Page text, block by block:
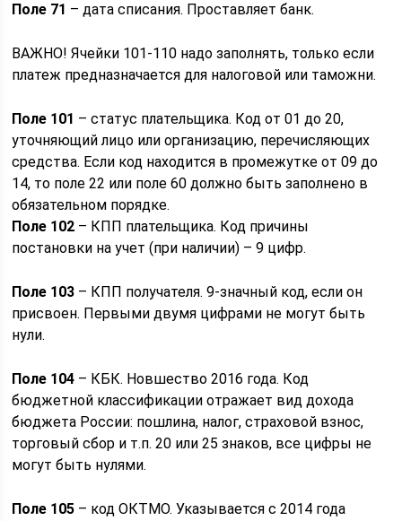
Поле 71 – дата списания. Проставляет банк.
ВАЖНО! Ячейки 101-110 надо заполнять, только если
платеж предназначается для налоговой или таможни.
Поле 101 – статус плательщика. Код от 01 до 20,
уточняющий лицо или организацию, перечисляющих
средства. Если код находится в промежутке от 09 до
14, то поле 22 или поле 60 должно быть заполнено в
обязательном порядке.
Поле 102 – КПП плательщика. Код причины
постановки на учет (при наличии) – 9 цифр.
Поле 103 – КПП получателя. 9-значный код, если он
присвоен. Первыми двумя цифрами не могут быть
нули.
Поле 104 – КБК. Новшество 2016 года. Код
бюджетной классификации отражает вид дохода
бюджета России: пошлина, налог, страховой взнос,
торговый сбор и т.п. 20 или 25 знаков, все цифры не
могут быть нулями.
Поле 105 – код ОКТМО. Указывается с 2014 года